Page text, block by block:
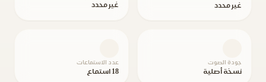
غير محدد غير محدد
جودة الصوت
نسخة أصلية
عدد الاستماعات
18 استماع